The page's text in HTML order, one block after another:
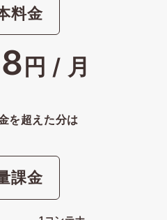
料金
円 / 月
を超えた分は
課金